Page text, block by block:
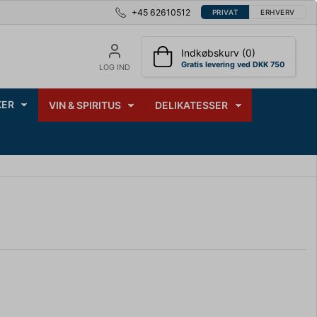
+45 62610512 PRIVAT ERHVERV
LOG IND
Indkøbskurv (0)
Gratis levering ved DKK 750
VIN & SPIRITUS DELIKATESSER